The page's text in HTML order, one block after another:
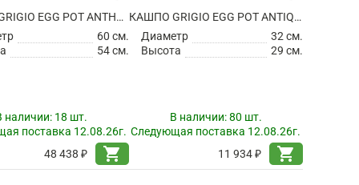
КАШПО GRIGIO EGG POT ANTHRACITE
60 см.
54 см.
наличии: 18 шт.
поставка 12.08.26г.
48 438 ₽
shopping_cart
КАШПО GRIGIO EGG POT ANTIQUE WHITE
Диаметр
32 см.
Высота
29 см.
В наличии:80 шт.
Следующая поставка 12.08.26г.
11 934 ₽
shopping_cart